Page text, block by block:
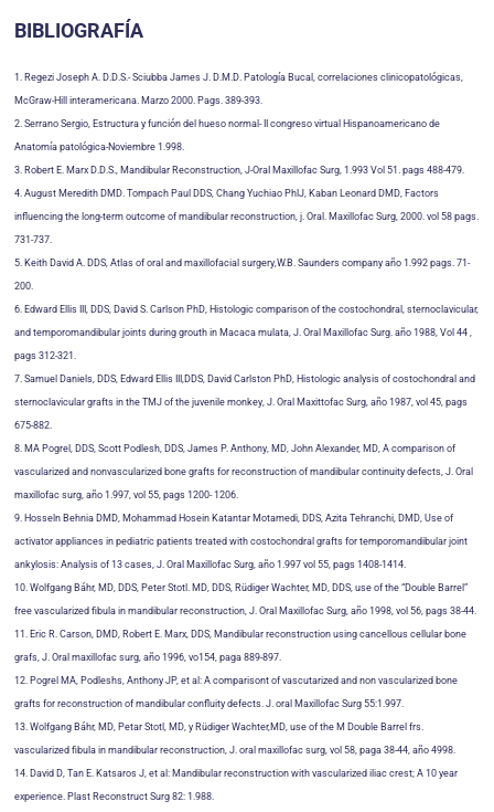
BIBLIOGRAFÍA
1. Regezi Joseph A. D.D.S.- Sciubba James J. D.M.D. Patología Bucal, correlaciones clinicopatológicas,
McGraw-Hill interamericana. Marzo 2000. Pags. 389-393.
2. Serrano Sergio, Estructura y función del hueso normal- II congreso virtual Hispanoamericano de
Anatomía patológica-Noviembre 1.998.
3. Robert E. Marx D.D.S., Mandibular Reconstruction, J-OraI Maxillofac Surg, 1.993 Vol 51. pags 488-479.
4. August Meredith DMD. Tompach Paul DDS, Chang Yuchiao PhlJ, Kaban Leonard DMD, Factors
influencing the long-term outcome of mandibular reconstruction, j. Oral. Maxillofac Surg, 2000. vol 58 pags.
731-737.
5. Keith David A. DDS, Atlas of oral and maxillofacial surgery,W.B. Saunders company año 1.992 pags. 71-
200.
6. Edward Ellis III, DDS, David S. Carlson PhD, Histologic comparison of the costochondral, sternoclavicular,
and temporomandibular joints during grouth in Macaca mulata, J. Oral Maxillofac Surg. año 1988, Vol 44 ,
pags 312-321.
7. Samuel Daniels, DDS, Edward Ellis III,DDS, David Carlston PhD, Histologic analysis of costochondral and
sternoclavicular grafts in the TMJ of the juvenile monkey, J. Oral Maxittofac Surg, año 1987, vol 45, pags
675-882.
8. MA Pogrel, DDS, Scott Podlesh, DDS, James P. Anthony, MD, John Alexander, MD, A comparison of
vascularized and nonvascularized bone grafts for reconstruction of mandibular continuity defects, J. Oral
maxillofac surg, año 1.997, vol 55, pags 1200- 1206.
9. Hosseln Behnia DMD, Mohammad Hosein Katantar Motamedi, DDS, Azita Tehranchi, DMD, Use of
activator appliances in pediatric patients treated with costochondral grafts for temporomandibular joint
ankylosis: Analysis of 13 cases, J. Oral Maxillofac Surg, año 1.997 vol 55, pags 1408-1414.
10. Wolfgang Báhr, MD, DDS, Peter Stotl. MD, DDS, Rüdiger Wachter, MD, DDS, use of the “Double Barrel”
free vascularized fibula in mandibular reconstruction, J. Oral Maxillofac Surg, año 1998, vol 56, pags 38-44.
11. Eric R. Carson, DMD, Robert E. Marx, DDS, Mandibular reconstruction using cancellous cellular bone
grafs, J. Oral maxillofac surg, año 1996, vo154, paga 889-897.
12. Pogrel MA, Podleshs, Anthony JP, et al: A comparisont of vascutarized and non vascularized bone
grafts for reconstruction of mandibular confluity defects. J. oral Maxillofac Surg 55:1.997.
13. Wolfgang Báhr, MD, Petar Stotl, MD, y Rüdiger Wachter,MD, use of the M Double Barrel frs.
vascularized fibula in mandibular reconstruction, J. oral maxillofac surg, vol 58, paga 38-44, año 4998.
14. David D, Tan E. Katsaros J, et al: Mandibular reconstruction with vascularized iliac crest; A 10 year
experience. Plast Reconstruct Surg 82: 1.988.